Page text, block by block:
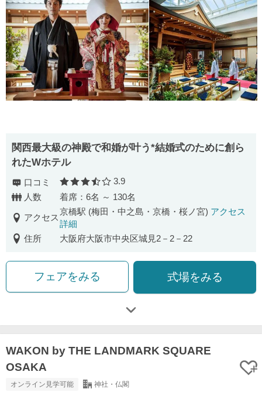
関西最大級の神殿で和婚が叶う*結婚式のために創ら
れたWホテル
口コミ 口コミ評価
3.9
人数
着席：6名 ～ 130名
アクセス
京橋駅 (梅田・中之島・京橋・桜ノ宮) アクセス
詳細
住所
大阪府大阪市中央区城見2－2－22
フェアをみる 式場をみる
WAKON by THE LANDMARK SQUARE
OSAKA
オンライン見学可能 神社・仏閣